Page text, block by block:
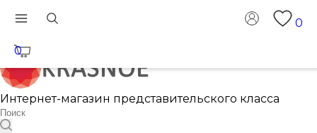
0
0
Интернет-магазин представительского класса